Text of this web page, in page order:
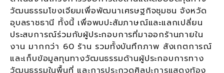
วัฒนธรรมโขงเจียมเพื่อพัฒนาเศรษฐกิจชุมชน จังหวัด
อุบลราชธานี ทั้งนี้ เพื่อพบปะสัมภาษณ์และแลกเปลี่ยน
ประสบการณ์ร่วมกับผู้ประกอบการที่มาออกร้านภายใน
งาน มากกว่า 60 ร้าน รวมทั้งบันทึกภาพ สังเกตการณ์
และเก็บข้อมูลทุนทางวัฒนธรรมด้านผู้ประกอบการทาง
วัฒนธรรมในพื้นที่ และการประกวดศิลปะการแสดงท้อง